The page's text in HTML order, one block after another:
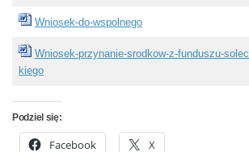
Wniosek-do-wspolnego
Wniosek-przynanie-srodkow-z-funduszu-solec
kiego
Podziel się:
Facebook X